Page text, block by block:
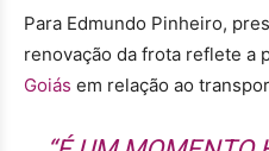
Para Edmundo Pinheiro,
renovação da frota reflete a
Goiás em relação ao